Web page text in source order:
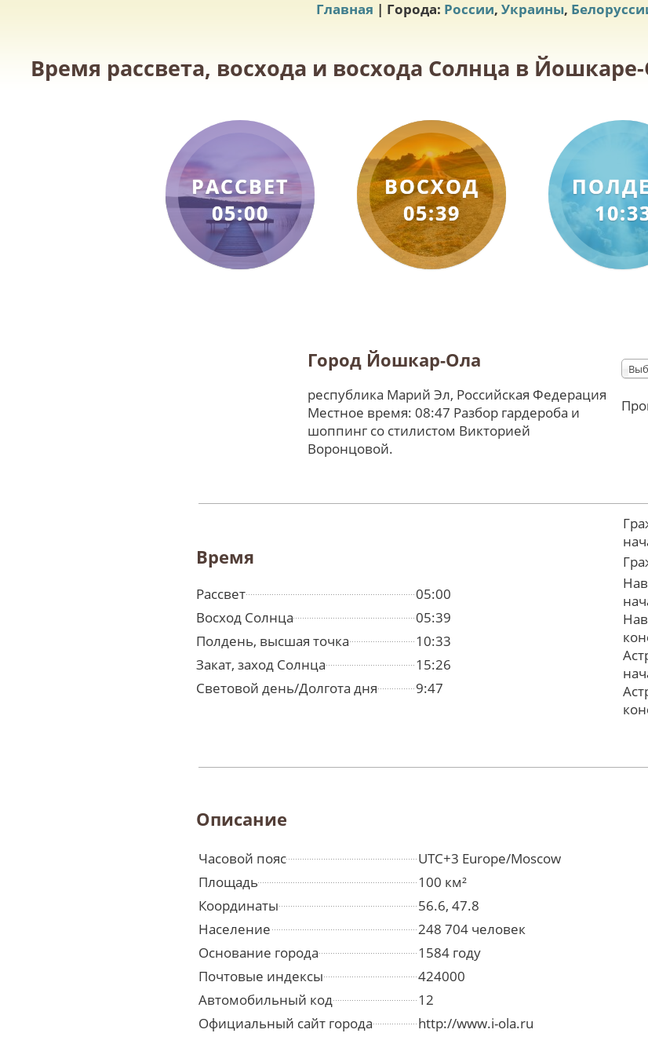
Главная | Города: России, Украины,
Время рассвета, восхода и восхода Солнца в
РАССВЕТ
05:00
ВОСХОД
05:39
Город Йошкар-Ола
республика Марий Эл, Российская Федерация
Местное время: 08:47 Разбор гардероба и
шоппинг со стилистом Викторией
Воронцовой.
Время
Рассвет
05:00
Восход Солнца
05:39
Полдень, высшая точка
10:33
Закат, заход Солнца
15:26
Световой день/Долгота дня
9:47
Описание
Часовой пояс
UTC+3 Europe/Moscow
Площадь
100 км²
Координаты
56.6, 47.8
Население
248 704 человек
Основание города
1584 году
Почтовые индексы
424000
Автомобильный код
12
Официальный сайт города
http://www.i-ola.ru